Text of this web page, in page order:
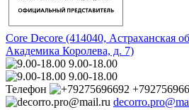
Core Decore (414040, Астраханская
Академика Королева, д. 7)
9.00-18.00
9.00-18.00
Телефон